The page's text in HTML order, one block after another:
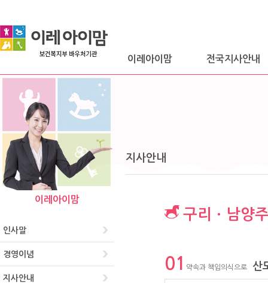
이레아이맘 전국지사안내
이레아이맘
인사말
경영이념
지사안내
지사안내
구리ㆍ남양
01 약속과 책임의식으로 산